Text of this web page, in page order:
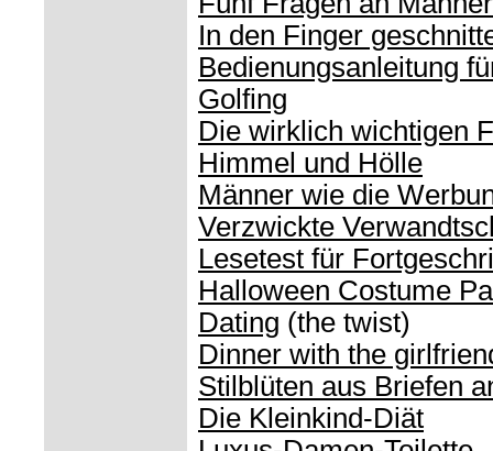
In den Finger
Bedienungsanleitung
Golfing
Die wirklich wichtigen
Himmel und Hölle
Männer wie die
Verzwickte
Lesetest für
Halloween Costume
Dating (the twist)
Dinner with the
Stilblüten aus Briefen
Die Kleinkind-Diät